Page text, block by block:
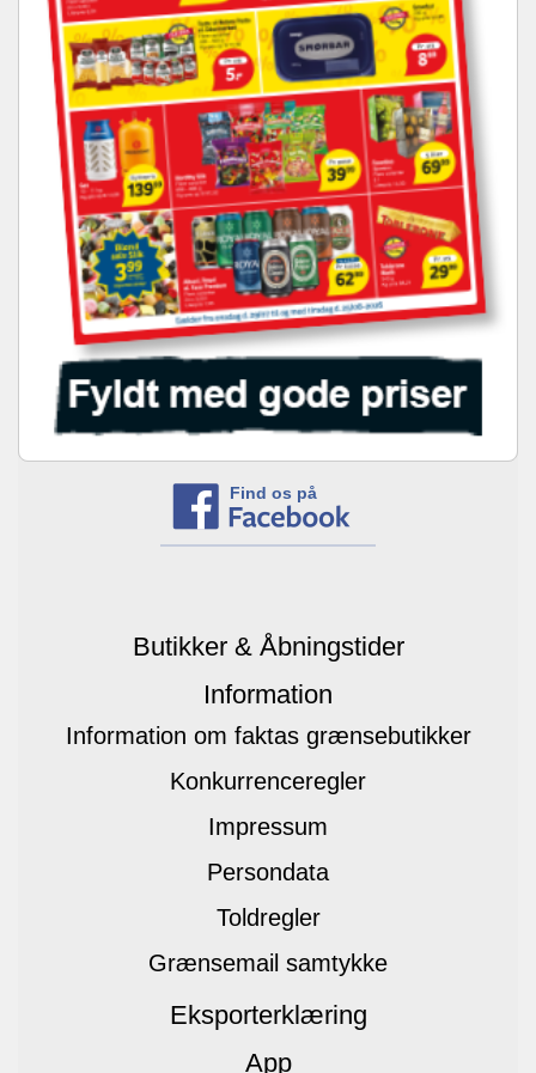
Find os på
Butikker & Åbningstider
Information
Information om faktas grænsebutikker
Konkurrenceregler
Impressum
Persondata
Toldregler
Grænsemail samtykke
Eksporterklæring
App